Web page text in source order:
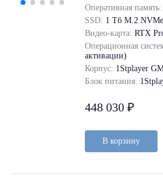
Оперативная память:
SSD: 1 Tб M.2
Видео-карта: RTX
Операционная
активации)
Корпус: 1Stplayer
Блок питания:
448 030 ₽
В корзину